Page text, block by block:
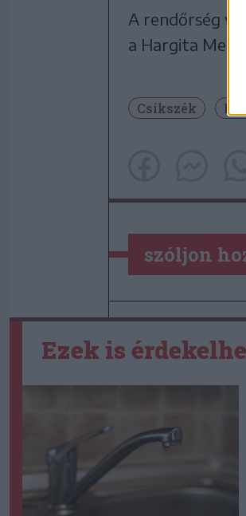
A rendőrség
a Hargita
Csíkszék
szóljon
Ezek is